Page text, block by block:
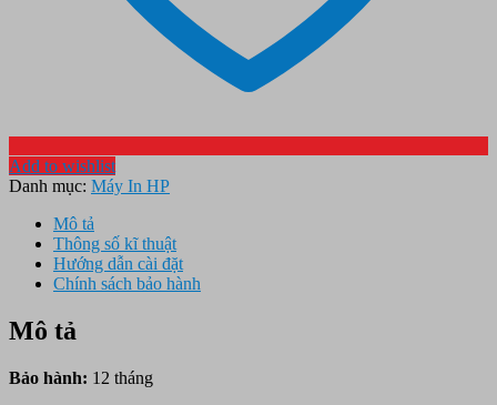
Add to wishlist
Danh mục: Máy In HP
Mô tả
Thông số kĩ thuật
Hướng dẫn cài đặt
Chính sách bảo hành
Mô tả
Bảo hành: 12 tháng